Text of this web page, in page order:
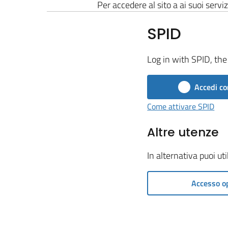
Per accedere al sito a ai suoi
SPID
Log in with SPID,
Accedi
Come attivare SPID
Altre utenze
In alternativa puoi
Accesso